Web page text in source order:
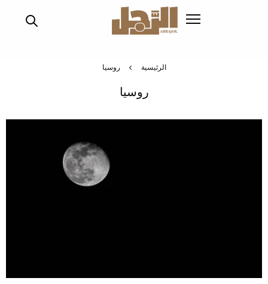
الرئيسية روسيا
روسيا